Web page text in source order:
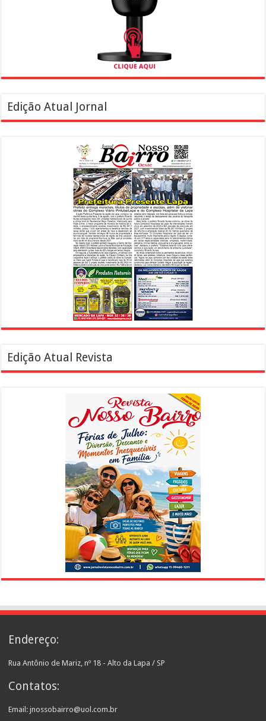
Edição Atual Jornal
Edição Atual Revista
Endereço:
Rua Antônio de Mariz, nº 18 - Alto da Lapa / SP
Contatos:
Email: jnossobairro@uol.com.br